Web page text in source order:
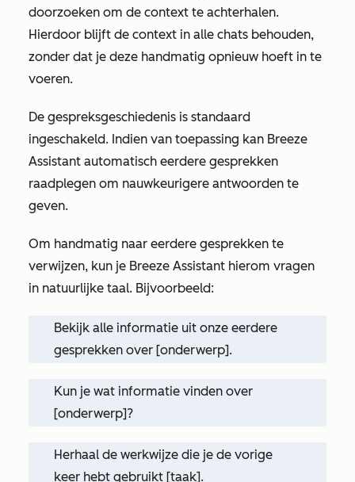
doorzoeken om de context te achterhalen.
Hierdoor blijft de context in alle chats behouden,
zonder dat je deze handmatig opnieuw hoeft in te
voeren.
De gespreksgeschiedenis is standaard
ingeschakeld. Indien van toepassing kan Breeze
Assistant automatisch eerdere gesprekken
raadplegen om nauwkeurigere antwoorden te
geven.
Om handmatig naar eerdere gesprekken te
verwijzen, kun je Breeze Assistant hierom vragen
in natuurlijke taal. Bijvoorbeeld:
Bekijk alle informatie uit onze eerdere
gesprekken over [onderwerp].
Kun je wat informatie vinden over
[onderwerp]?
Herhaal de werkwijze die je de vorige
keer hebt gebruikt [taak].